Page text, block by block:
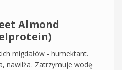
Almond
migdałów - humektant.
nawilża. Zatrzymuje wodę